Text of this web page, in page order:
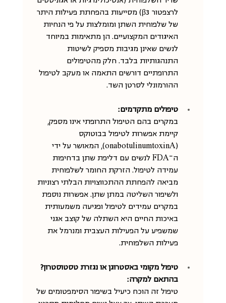
לרצפטור β3) מסייעות בהפחתת פעילות היתר
של שלפוחית השתן ומומלצות על פי הנחיות
האיגודים המקצועיים. הן מתאימות במיוחד
לנשים שאינן מגיבות מספיק לשיטות
התנהגותיות בלבד. חלק מהטיפולים
התרופתיים דורשים התאמה או מעקב לטיפול
ההורמונלי לסרטן השד.
טיפולים מתקדמים:
במקרים בהם הטיפול התרופתי אינו מספק,
קיימת אפשרות לטיפול בבוטוקס
(onabotulinumtoxinA), המאושר על ידי
ה־FDA לנשים עם דליפת שתן בדחיפות
עמידה לטיפול. הזרקת החומר לשלפוחית
מביאה להפחתת ההתכווצויות הבלתי רצוניות
ולשיפור השליטה במתן שתן. אפשרות נוספת
במקרים עמידים לטיפול ופגיעה משמעותית
באיכות החיים היא השתלה של קוצב אגני
שמשפיע על הפעילות העצבית ומנרמל את
פעילות השלפוחית.
טיפול מקומי באסטרוגן או נגזרת טסטוסטרון?
בהתאם למקרה:
טיפול זה הוכח כיעיל בשיפור הסימפטומים של